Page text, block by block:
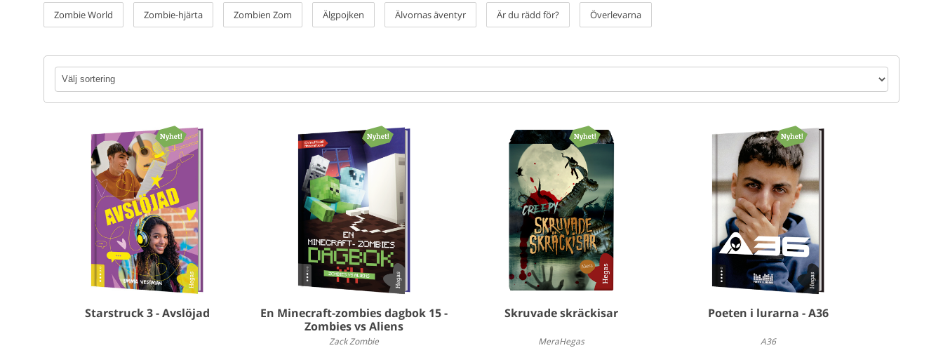
Zombie World Zombie-hjärta Zombien Zom Älgpojken Älvornas äventyr Är du rädd för? Överlevarna
Starstruck 3 - Avslöjad
En Minecraft-zombies dagbok 15 -
Zombies vs Aliens
Zack Zombie
Skruvade skräckisar
MeraHegas
Poeten i lurarna - A36
A36